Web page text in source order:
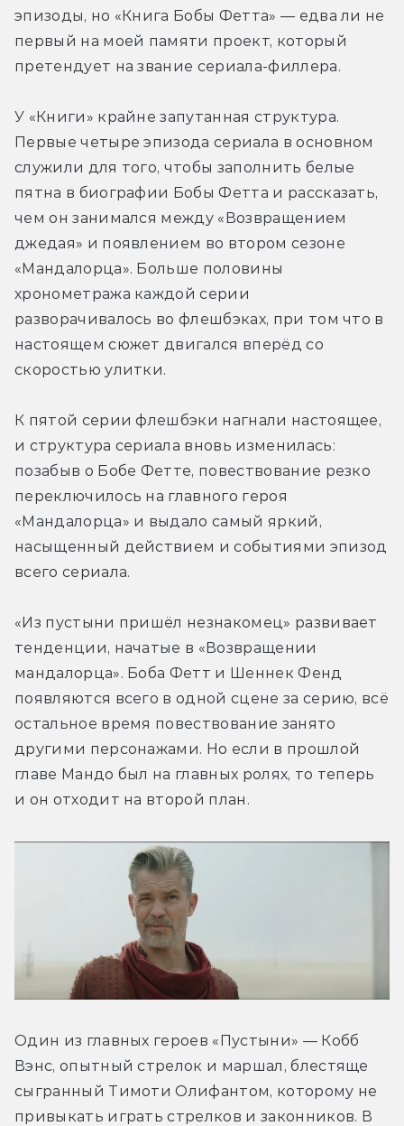
эпизоды, но «Книга Бобы Фетта» — едва ли не
первый на моей памяти проект, который
претендует на звание сериала-филлера.
У «Книги» крайне запутанная структура.
Первые четыре эпизода сериала в основном
служили для того, чтобы заполнить белые
пятна в биографии Бобы Фетта и рассказать,
чем он занимался между «Возвращением
джедая» и появлением во втором сезоне
«Мандалорца». Больше половины
хронометража каждой серии
разворачивалось во флешбэках, при том что в
настоящем сюжет двигался вперёд со
скоростью улитки.
К пятой серии флешбэки нагнали настоящее,
и структура сериала вновь изменилась:
позабыв о Бобе Фетте, повествование резко
переключилось на главного героя
«Мандалорца» и выдало самый яркий,
насыщенный действием и событиями эпизод
всего сериала.
«Из пустыни пришёл незнакомец» развивает
тенденции, начатые в «Возвращении
мандалорца». Боба Фетт и Шеннек Фенд
появляются всего в одной сцене за серию, всё
остальное время повествование занято
другими персонажами. Но если в прошлой
главе Мандо был на главных ролях, то теперь
и он отходит на второй план.
Один из главных героев «Пустыни» — Кобб
Вэнс, опытный стрелок и маршал, блестяще
сыгранный Тимоти Олифантом, которому не
привыкать играть стрелков и законников. В